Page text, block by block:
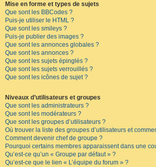
Mise en forme et types de sujets
Que sont les BBCodes ?
Puis-je utiliser le HTML ?
Que sont les smileys ?
Puis-je publier des images ?
Que sont les annonces globales ?
Que sont les annonces ?
Que sont les sujets épinglés ?
Que sont les sujets verrouillés ?
Que sont les icônes de sujet ?
Niveaux d’utilisateurs et groupes
Que sont les administrateurs ?
Que sont les modérateurs ?
Que sont les groupes d’utilisateurs ?
Où trouver la liste des groupes d’utilisateurs et
Comment devenir chef de groupe ?
Pourquoi certains membres apparaissent dans une
Qu’est-ce qu’un « Groupe par défaut » ?
Qu’est-ce que le lien « L’équipe du forum » ?